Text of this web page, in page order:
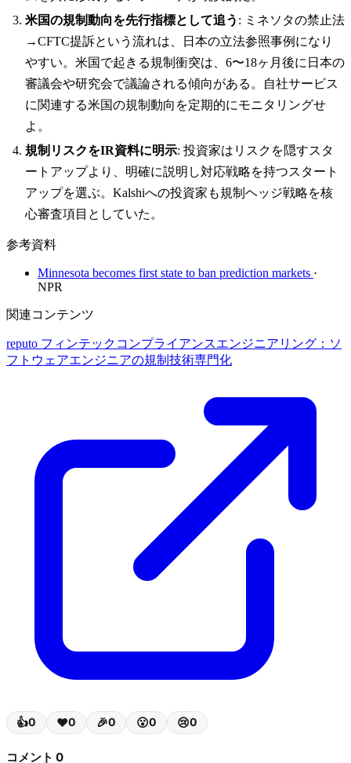
米国の規制動向を先行指標として追う : ミネソタの禁止法
→CFTC提訴という流れは、日本の立法参照事例になり
やすい。米国で起きる規制衝突は、6〜18ヶ月後に日本の
審議会や研究会で議論される傾向がある。自社サービス
に関連する米国の規制動向を定期的にモニタリングせ
よ。
規制リスクをIR資料に明示: 投資家はリスクを隠すスタ
ートアップより、明確に説明し対応戦略を持つスタート
アップを選ぶ。Kalshiへの投資家も規制ヘッジ戦略を核
心審査項目としていた。
参考資料
Minnesota becomes first state to ban prediction markets ·
NPR
関連コンテンツ
reputo フィンテックコンプライアンスエンジニアリング：ソ
フトウェアエンジニアの規制技術専門化